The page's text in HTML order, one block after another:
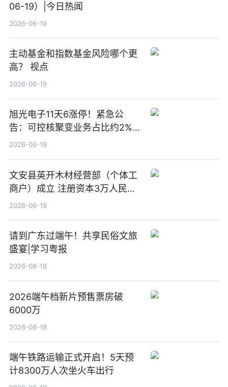
06-19）|今日热闻
2026-06-19
主动基金和指数基金风险哪个更
高？ 视点
2026-06-19
旭光电子11天6涨停！紧急公
告：可控核聚变业务占比约2%！
前沿热点
2026-06-19
文安县英开木材经营部（个体工
商户）成立 注册资本3万人民币
新要闻
2026-06-19
请到广东过端午！共享民俗文旅
盛宴|学习粤报
2026-06-18
2026端午档新片预售票房破
6000万
2026-06-18
端午铁路运输正式开启！5天预
计8300万人次坐火车出行